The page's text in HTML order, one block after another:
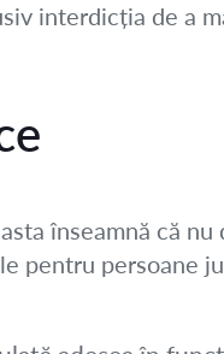
interdicția de a
înseamnă că nu
pentru persoane